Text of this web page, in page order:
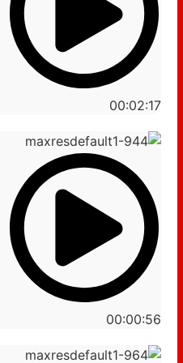
00:02:17
00:00:56